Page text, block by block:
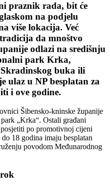
praznik rada, bit će
na podjelu
više lokacija. Već
da mnoštvo
odlazi na središnju
park Krka,
buka ili
ulaz u NP besplatan za
i ove godine.
Šibensko-kninske županije
„Krka“. Ostali građani
po promotivnoj cijeni
18 godina imaju besplatan
povodom Međunarodnog